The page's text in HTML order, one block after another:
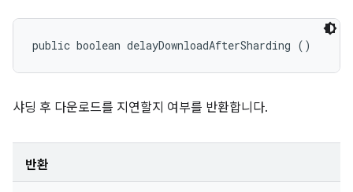
public boolean delayDownloadAfterSharding ()
샤딩 후 다운로드를 지연할지 여부를 반환합니다.
반환